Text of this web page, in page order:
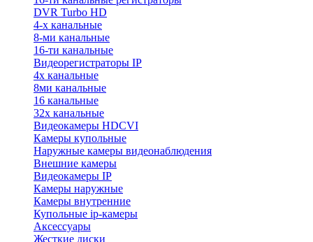
DVR Turbo HD
4-х канальные
8-ми канальные
16-ти канальные
Видеорегистраторы IP
4х канальные
8ми канальные
16 канальные
32x канальные
Видеокамеры HDCVI
Камеры купольные
Наружные камеры видеонаблюдения
Внешние камеры
Видеокамеры IP
Камеры наружные
Камеры внутренние
Купольные ip-камеры
Аксессуары
Жесткие диски